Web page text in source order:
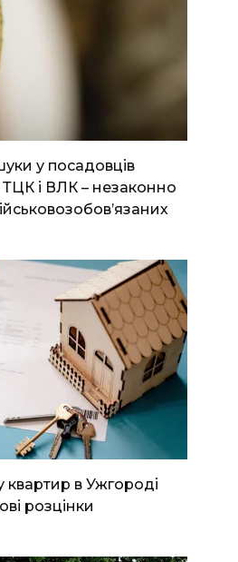
у посадовців
ТЦК і ВЛК – незаконно
квартир в Ужгороді
розцінки